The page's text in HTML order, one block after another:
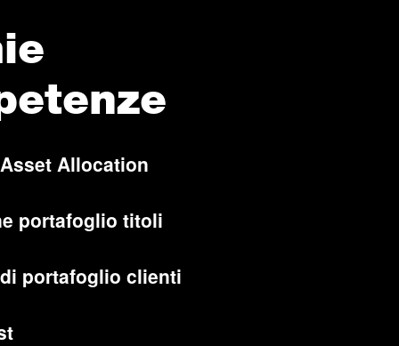
Allocation
portafoglio titoli
portafoglio clienti